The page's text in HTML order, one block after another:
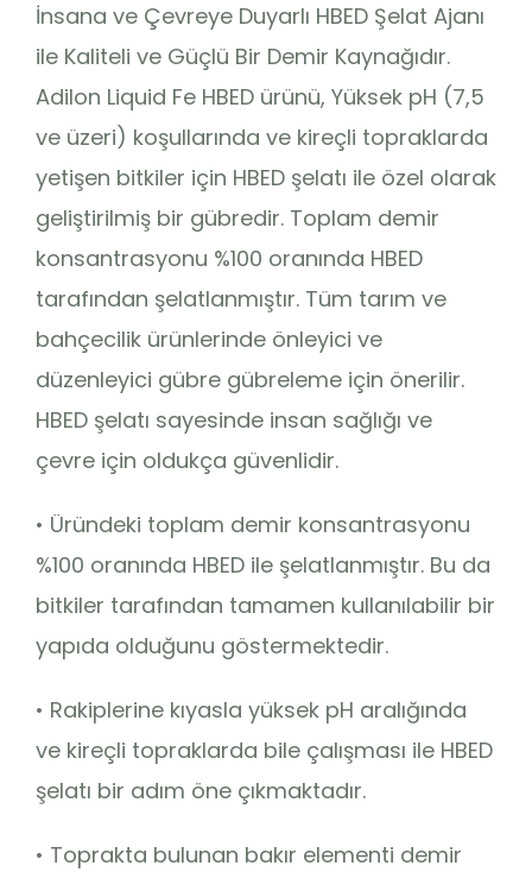
İnsana ve Çevreye Duyarlı HBED Şelat Ajanı
ile Kaliteli ve Güçlü Bir Demir Kaynağıdır.
Adilon Liquid Fe HBED ürünü, Yüksek pH (7,5
ve üzeri) koşullarında ve kireçli topraklarda
yetişen bitkiler için HBED şelatı ile özel olarak
geliştirilmiş bir gübredir. Toplam demir
konsantrasyonu %100 oranında HBED
tarafından şelatlanmıştır. Tüm tarım ve
bahçecilik ürünlerinde önleyici ve
düzenleyici gübre gübreleme için önerilir.
HBED şelatı sayesinde insan sağlığı ve
çevre için oldukça güvenlidir.
• Üründeki toplam demir konsantrasyonu
%100 oranında HBED ile şelatlanmıştır. Bu da
bitkiler tarafından tamamen kullanılabilir bir
yapıda olduğunu göstermektedir.
• Rakiplerine kıyasla yüksek pH aralığında
ve kireçli topraklarda bile çalışması ile HBED
şelatı bir adım öne çıkmaktadır.
• Toprakta bulunan bakır elementi demir